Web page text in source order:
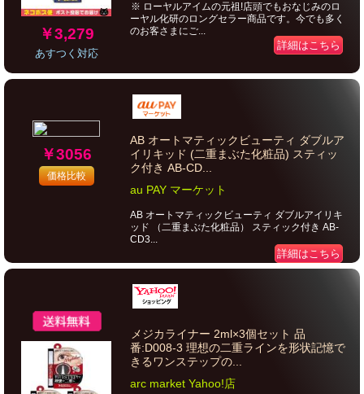
￥3,279
あすつく対応
※ ローヤルアイムの元祖!店頭でもおなじみのロ
ーヤル化研のロングセラー商品です。今でも多く
のお客さまにご...
詳細はこちら
￥3056
価格比較
AB オートマティックビューティ ダブルア
イリキッド (二重まぶた化粧品) スティッ
ク付き AB-CD...
au PAY マーケット
AB オートマティックビューティ ダブルアイリキ
ッド （二重まぶた化粧品） スティック付き AB-
CD3...
詳細はこちら
メジカライナー 2ml×3個セット 品
番:D008-3 理想の二重ラインを形状記憶で
きるワンステップの...
arc market Yahoo!店